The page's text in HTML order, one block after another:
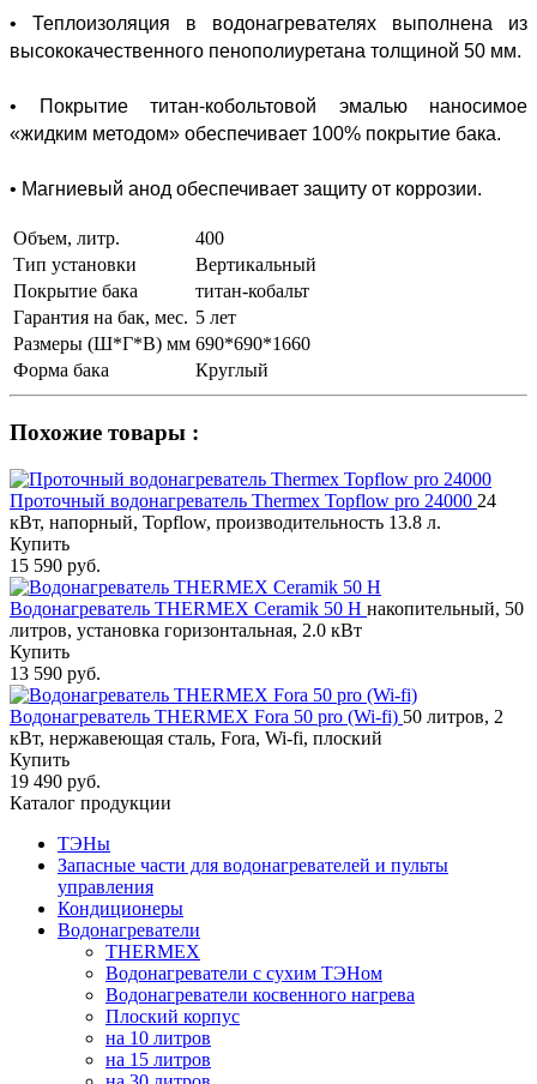
• Теплоизоляция в водонагревателях выполнена из
высококачественного пенополиуретана толщиной 50 мм.
• Покрытие титан-кобольтовой эмалью наносимое
«жидким методом» обеспечивает 100% покрытие бака.
• Магниевый анод обеспечивает защиту от коррозии.
Объем, литр.
400
Тип установки
Вертикальный
Покрытие бака
титан-кобальт
Гарантия на бак, мес. 5 лет
Размеры (Ш*Г*В) мм 690*690*1660
Форма бака
Круглый
Похожие товары :
Проточный водонагреватель Thermex Topflow pro 24000 24
кВт, напорный, Topflow, производительность 13.8 л.
Купить
15 590 руб.
Водонагреватель THERMEX Ceramik 50 H накопительный, 50
литров, установка горизонтальная, 2.0 кВт
Купить
13 590 руб.
Водонагреватель THERMEX Fora 50 pro (Wi-fi) 50 литров, 2
кВт, нержавеющая сталь, Fora, Wi-fi, плоский
Купить
19 490 руб.
Каталог продукции
ТЭНы
Запасные части для водонагревателей и пульты
управления
Кондиционеры
Водонагреватели
THERMEX
Водонагреватели с сухим ТЭНом
Водонагреватели косвенного нагрева
Плоский корпус
на 10 литров
на 15 литров